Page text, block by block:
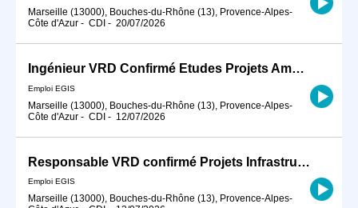
Marseille (13000), Bouches-du-Rhône (13), Provence-Alpes-
Côte d'Azur - CDI - 20/07/2026
Ingénieur VRD Confirmé Etudes Projets Aménagement urbain - Infrastructure de transport urbain Tram BHNS
Emploi EGIS
Marseille (13000), Bouches-du-Rhône (13), Provence-Alpes-
Côte d'Azur - CDI - 12/07/2026
Responsable VRD confirmé Projets Infrastructure Linéaire Routière et Aménagement urbain H/F
Emploi EGIS
Marseille (13000), Bouches-du-Rhône (13), Provence-Alpes-